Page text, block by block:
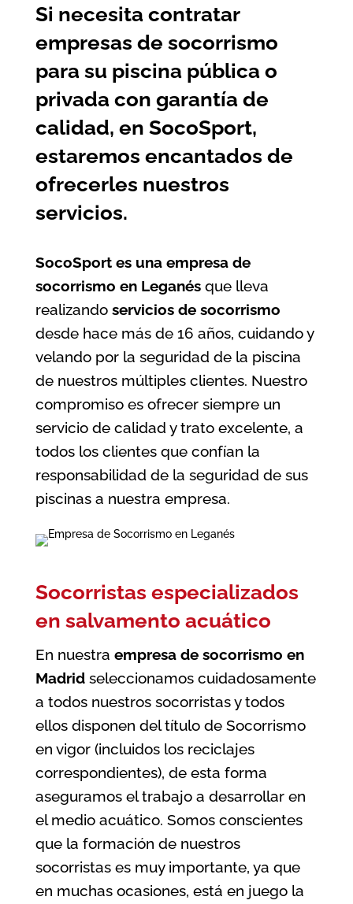
Si necesita contratar
empresas de socorrismo
para su piscina pública o
privada con garantía de
calidad, en SocoSport,
estaremos encantados de
ofrecerles nuestros
servicios.
SocoSport es una empresa de
socorrismo en Leganés que lleva
realizando servicios de socorrismo
desde hace más de 16 años, cuidando y
velando por la seguridad de la piscina
de nuestros múltiples clientes. Nuestro
compromiso es ofrecer siempre un
servicio de calidad y trato excelente, a
todos los clientes que confían la
responsabilidad de la seguridad de sus
piscinas a nuestra empresa.
Socorristas especializados
en salvamento acuático
En nuestra empresa de socorrismo en
Madrid seleccionamos cuidadosamente
a todos nuestros socorristas y todos
ellos disponen del título de Socorrismo
en vigor (incluidos los reciclajes
correspondientes), de esta forma
aseguramos el trabajo a desarrollar en
el medio acuático. Somos conscientes
que la formación de nuestros
socorristas es muy importante, ya que
en muchas ocasiones, está en juego la